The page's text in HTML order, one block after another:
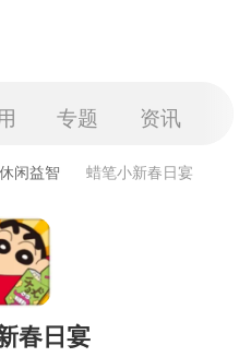
专题 资讯
休闲益智 蜡笔小新春日宴
春日宴